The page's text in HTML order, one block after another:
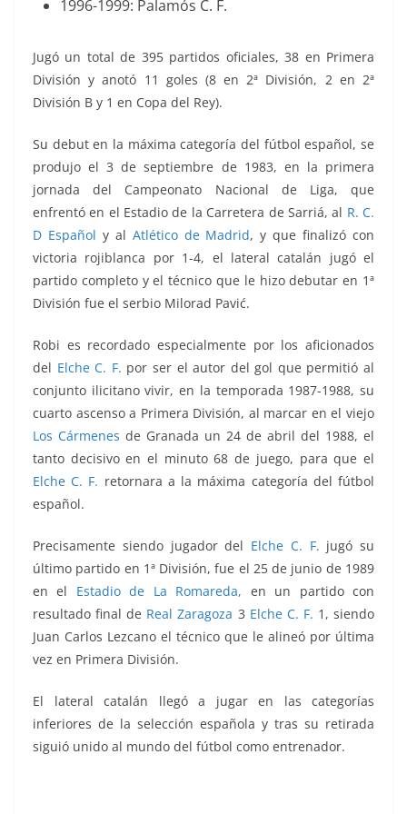
1996-1999: Palamós C. F.
Jugó un total de 395 partidos oficiales, 38 en Primera
División y anotó 11 goles (8 en 2ª División, 2 en 2ª
División B y 1 en Copa del Rey).
Su debut en la máxima categoría del fútbol español, se
produjo el 3 de septiembre de 1983, en la primera
jornada del Campeonato Nacional de Liga, que
enfrentóen el Estadio de la Carretera de Sarriá, al R. C.
D Español y al Atlético de Madrid, y que finalizó con
victoria rojiblanca por 1-4, el lateral catalán jugó el
partido completo y el técnico que le hizo debutar en 1ª
División fue el serbio Milorad Pavić.
Robi es recordado especialmente por los aficionados
del Elche C. F. por ser el autor del gol que permitió al
conjunto ilicitano vivir, en la temporada 1987-1988, su
cuarto ascenso a Primera División, al marcar en el viejo
Los Cármenes de Granada un 24 de abril del 1988, el
tanto decisivo en el minuto 68 de juego, para que el
Elche C. F. retornara a la máxima categoría del fútbol
español.
Precisamente siendo jugador del Elche C. F. jugó su
último partido en 1ª División, fue el 25 de junio de 1989
en el Estadio de La Romareda, en un partido con
resultado final de Real Zaragoza 3 Elche C. F. 1,siendo
Juan Carlos Lezcano el técnico que le alineó por última
vez en Primera División.
El lateral catalán llegó a jugar en las categorías
inferiores de la selección española y tras su retirada
siguió unido al mundo del fútbol como entrenador.